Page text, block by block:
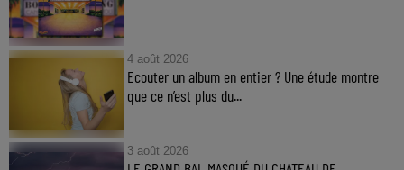
4 août 2026
Ecouter un album en entier ? Une étude montre
que ce n’est plus du...
3 août 2026